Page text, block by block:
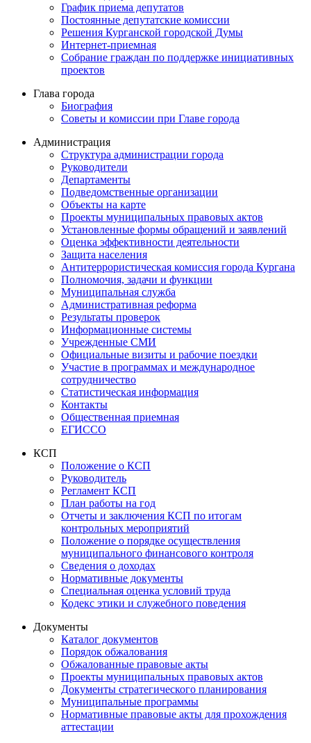
График приема депутатов
Постоянные депутатские комиссии
Решения Курганской городской Думы
Интернет-приемная
Собрание граждан по поддержке инициативных
проектов
Глава города
Биография
Советы и комиссии при Главе города
Администрация
Структура администрации города
Руководители
Департаменты
Подведомственные организации
Объекты на карте
Проекты муниципальных правовых актов
Установленные формы обращений и заявлений
Оценка эффективности деятельности
Защита населения
Антитеррористическая комиссия города Кургана
Полномочия, задачи и функции
Муниципальная служба
Административная реформа
Результаты проверок
Информационные системы
Учрежденные СМИ
Официальные визиты и рабочие поездки
Участие в программах и международное
сотрудничество
Статистическая информация
Контакты
Общественная приемная
ЕГИССО
КСП
Положение о КСП
Руководитель
Регламент КСП
План работы на год
Отчеты и заключения КСП по итогам
контрольных мероприятий
Положение о порядке осуществления
муниципального финансового контроля
Сведения о доходах
Нормативные документы
Специальная оценка условий труда
Кодекс этики и служебного поведения
Документы
Каталог документов
Порядок обжалования
Обжалованные правовые акты
Проекты муниципальных правовых актов
Документы стратегического планирования
Муниципальные программы
Нормативные правовые акты для прохождения
аттестации